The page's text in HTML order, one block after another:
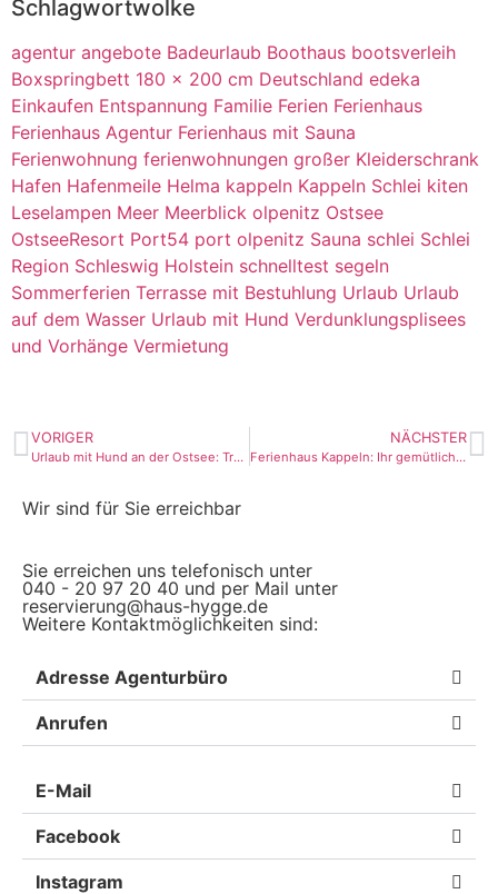
Schlagwortwolke
agentur angebote Badeurlaub Boothaus bootsverleih
Boxspringbett 180 x 200 cm Deutschland edeka
Einkaufen Entspannung Familie Ferien Ferienhaus
Ferienhaus Agentur Ferienhaus mit Sauna
Ferienwohnung ferienwohnungen großer Kleiderschrank
Hafen Hafenmeile Helma kappeln Kappeln Schlei kiten
Leselampen Meer Meerblick olpenitz Ostsee
OstseeResort Port54 port olpenitz Sauna schlei Schlei
Region Schleswig Holstein schnelltest segeln
Sommerferien Terrasse mit Bestuhlung Urlaub Urlaub
auf dem Wasser Urlaub mit Hund Verdunklungsplisees
und Vorhänge Vermietung
VORIGER
Urlaub mit Hund an der Ostsee: Traumferienwohnungen für tierfreundlichen Aufenthalt
NÄCHSTER
Ferienhaus Kappeln: Ihr gemütliches Zuhause an der Schlei
Wir sind für Sie erreichbar
Sie erreichen uns telefonisch unter
040 - 20 97 20 40 und per Mail unter
reservierung@haus-hygge.de
Weitere Kontaktmöglichkeiten sind:
Adresse Agenturbüro
Anrufen
E-Mail
Facebook
Instagram